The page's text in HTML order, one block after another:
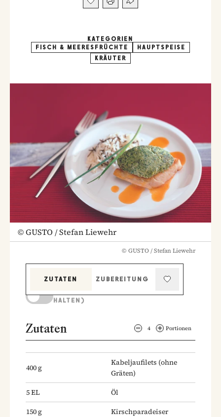
KATEGORIEN
FISCH & MEERESFRÜCHTE
HAUPTSPEISE
KRÄUTER
©GUSTO / Stefan Liewehr
© GUSTO / Stefan Liewehr
ZUTATEN
ZUBEREITUNG
HALTEN)
Zutaten 4 Portionen
400g
Kabeljaufilets (ohne
Gräten)
5EL
Öl
150g
Kirschparadeiser